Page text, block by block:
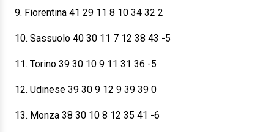
9. Fiorentina 41 29 11 8 10 34 32 2
10. Sassuolo 40 30 11 7 12 38 43 -5
11. Torino 39 30 10 9 11 31 36 -5
12. Udinese 39 30 9 12 9 39 39 0
13. Monza 38 30 10 8 12 35 41 -6